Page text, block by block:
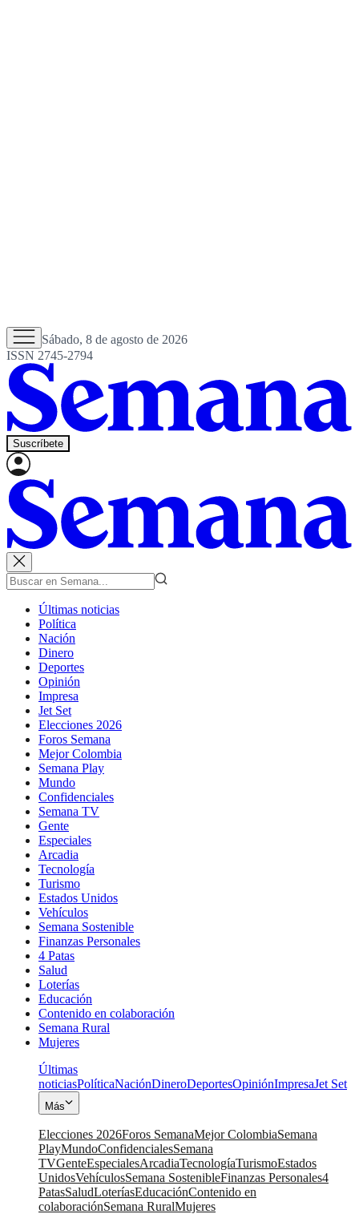
Sábado, 8 de agosto de 2026
ISSN 2745-2794
Suscríbete
Últimas noticias
Política
Nación
Dinero
Deportes
Opinión
Impresa
Jet Set
Elecciones 2026
Foros Semana
Mejor Colombia
Semana Play
Mundo
Confidenciales
Semana TV
Gente
Especiales
Arcadia
Tecnología
Turismo
Estados Unidos
Vehículos
Semana Sostenible
Finanzas Personales
4 Patas
Salud
Loterías
Educación
Contenido en colaboración
Semana Rural
Mujeres
Últimas
noticiasPolíticaNaciónDineroDeportesOpiniónImpresaJet Set
Más
Elecciones 2026Foros SemanaMejor ColombiaSemana
PlayMundoConfidencialesSemana
TVGenteEspecialesArcadiaTecnologíaTurismoEstados
UnidosVehículosSemana SostenibleFinanzas Personales4
PatasSaludLoteríasEducaciónContenido en
colaboraciónSemana RuralMujeres